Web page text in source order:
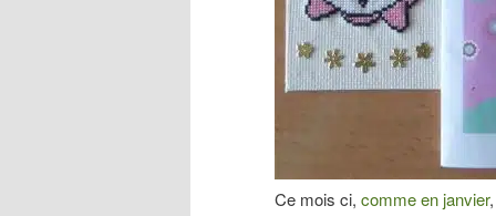
Ce mois ci, comme en janvier